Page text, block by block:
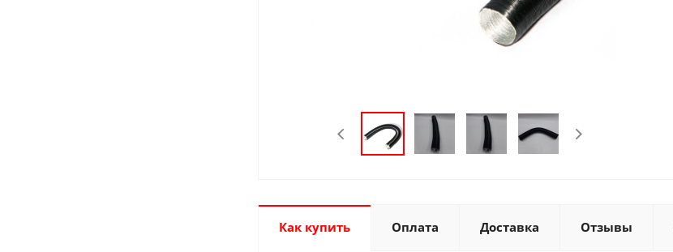
Как купить Оплата Доставка Отзывы